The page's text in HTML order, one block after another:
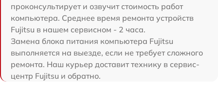
проконсультирует и озвучит стоимость работ
компьютера. Среднее время ремонта устройств
Fujitsu в нашем сервисном - 2 часа.
Замена блока питания компьютера Fujitsu
выполняется на выезде, если не требует сложного
ремонта. Наш курьер доставит технику в сервис-
центр Fujitsu и обратно.